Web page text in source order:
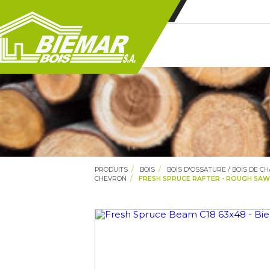
PRODUITS BOIS BOIS D'OSSATURE / BOIS DE
CHEVRON
FRESH SPRUCE RAFTER - ROUGH